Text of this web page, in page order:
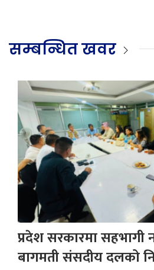
सम्बन्धित खवर
प्रदेश सरकारमा सहभागी
बागमती संसदीय दलको